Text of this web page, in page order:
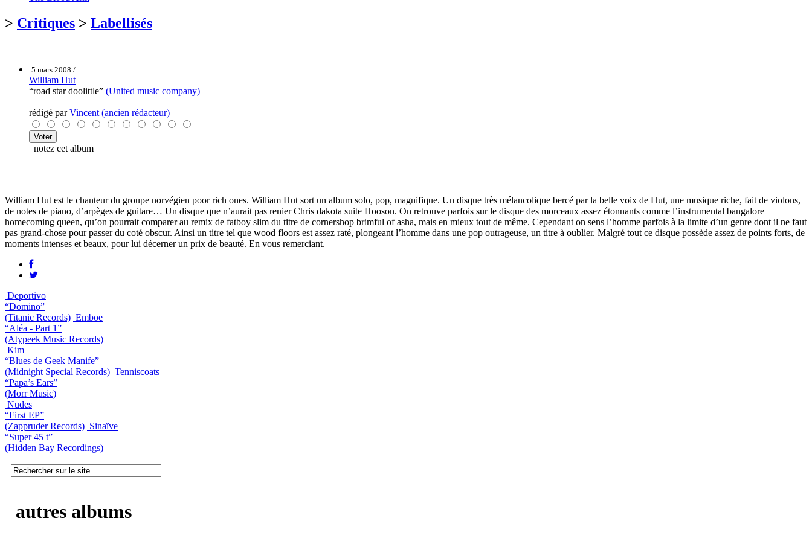
> Critiques > Labellisés
5 mars 2008 /
William Hut
“road star doolittle” (United music company)
rédigé parVincent (ancien rédacteur)
notez cet album
William Hut est le chanteur du groupe norvégien poor rich ones. William Hut sort un album solo, pop, magnifique. Un disque très mélancolique bercé par la belle voix de Hut, une musique riche, fait de violons,
de notes de piano, d’arpèges de guitare… Un disque que n’aurait pas renier Chris dakota suite Hooson. On retrouve parfois sur le disque des morceaux assez étonnants comme l’instrumental bangalore
homecoming queen, qu’on pourrait comparer au remix de fatboy slim du titre de cornershop brimful of asha, mais en mieux tout de même. Cependant on sens l’homme parfois à la limite d’un genre dont il ne faut
pas grand-chose pour passer du coté obscur. Ainsi un titre tel que wood floors est assez raté, plongeant l’homme dans une pop outrageuse, un titre à oublier. Malgré tout ce disque possède assez de points forts, de
moments intenses et beaux, pour lui décerner un prix de beauté. En vous remerciant.
Deportivo
“Domino”
(Titanic Records) Emboe
“Aléa - Part 1”
(Atypeek Music Records)
Kim
“Blues de Geek Manife”
(Midnight Special Records) Tenniscoats
“Papa’s Ears”
(Morr Music)
Nudes
“First EP”
(Zappruder Records) Sinaïve
“Super 45 t”
(Hidden Bay Recordings)
autres albums